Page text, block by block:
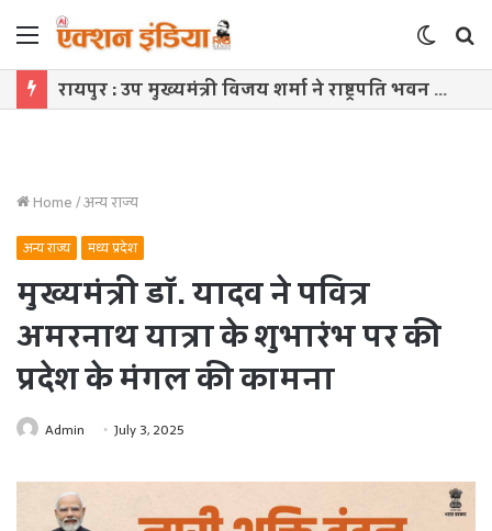
Menu
Switch
skin
रायपुर : उप मुख्यमंत्री विजय शर्मा ने राष्ट्रपति भवन से आमंत्रण मिलने पर रेणुका गोस्वामी को दी बधाई
Home/अन्य राज्य
अन्य राज्य मध्य प्रदेश
मुख्यमंत्री डॉ. यादव ने पवित्र
अमरनाथ यात्रा के शुभारंभ पर की
प्रदेश के मंगल की कामना
Admin July 3, 2025